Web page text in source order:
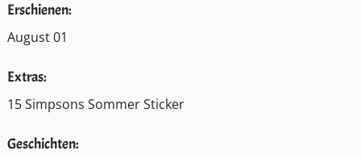
Erschienen:
August 01
Extras:
15 Simpsons Sommer Sticker
Geschichten: